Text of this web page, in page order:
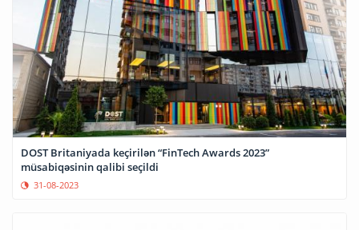
DOST Britaniyada keçirilən “FinTech Awards 2023”
müsabiqəsinin qalibi seçildi
31-08-2023